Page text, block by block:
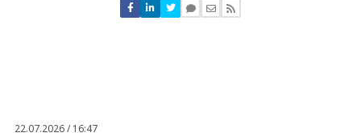
Nie znaleziono komentarzy
Zostaw swoje komentarze
22.07.2026 / 16:47